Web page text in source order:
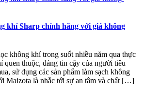
khí Sharp chính hãng với giá không
không khí trong suốt nhiều năm qua thực
quen thuộc, đáng tin cậy của người tiêu
sử dụng các sản phẩm làm sạch không
Maizota là nhắc tới sự an tâm và chất […]